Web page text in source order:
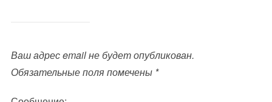
Ваш адрес email не будет опубликован.
Обязательные поля помечены *